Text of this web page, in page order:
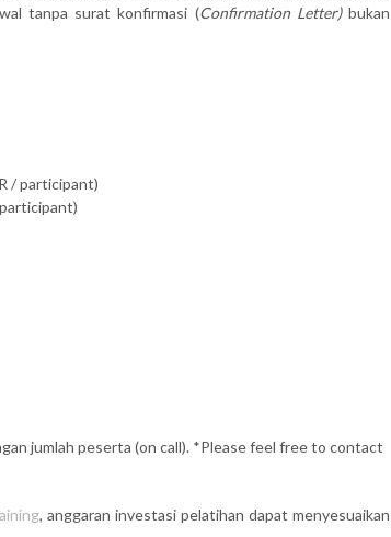
tanpa surat konfirmasi (Confirmation Letter)bukan
/ participant)
jumlah peserta (on call). *Please feel free to contact
, anggaran investasi pelatihan dapat menyesuaikan